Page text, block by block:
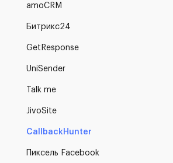
amoCRM
Битрикс24
GetResponse
UniSender
Talk me
JivoSite
CallbackHunter
Пиксель Facebook